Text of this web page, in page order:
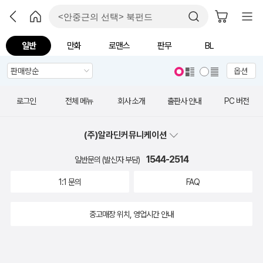
일반 만화 로맨스 판무 BL
옵션
로그인 전체 메뉴 회사 소개 출판사 안내 PC 버전
(주)알라딘커뮤니케이션
일반문의 (발신자 부담) 1544-2514
1:1 문의 FAQ
중고매장 위치, 영업시간 안내